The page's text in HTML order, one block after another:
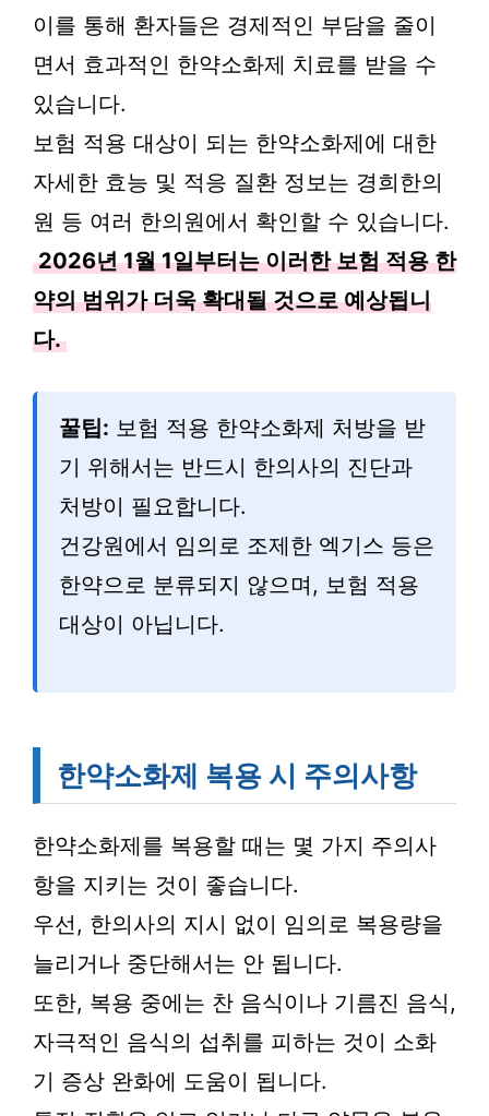
이를 통해 환자들은 경제적인 부담을 줄이
면서 효과적인 한약소화제 치료를 받을 수
있습니다.
보험 적용 대상이 되는 한약소화제에 대한
자세한 효능 및 적응 질환 정보는 경희한의
원 등 여러 한의원에서 확인할 수 있습니다.
2026년 1월 1일부터는 이러한 보험 적용 한
약의 범위가 더욱 확대될 것으로 예상됩니
다.
꿀팁: 보험 적용 한약소화제 처방을 받
기 위해서는 반드시 한의사의 진단과
처방이 필요합니다.
건강원에서 임의로 조제한 엑기스 등은
한약으로 분류되지 않으며, 보험 적용
대상이 아닙니다.
한약소화제 복용 시 주의사항
한약소화제를 복용할 때는 몇 가지 주의사
항을 지키는 것이 좋습니다.
우선, 한의사의 지시 없이 임의로 복용량을
늘리거나 중단해서는 안 됩니다.
또한, 복용 중에는 찬 음식이나 기름진 음식,
자극적인 음식의 섭취를 피하는 것이 소화
기 증상 완화에 도움이 됩니다.